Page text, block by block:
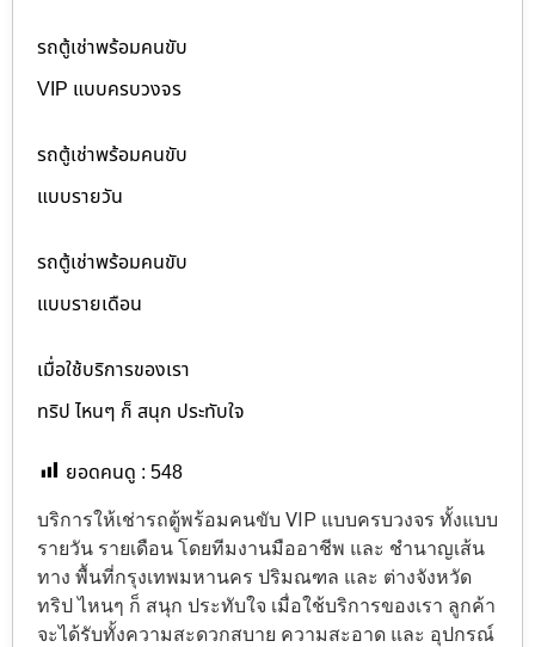
รถตู้เช่าพร้อมคนขับ
VIP แบบครบวงจร
รถตู้เช่าพร้อมคนขับ
แบบรายวัน
รถตู้เช่าพร้อมคนขับ
แบบรายเดือน
เมื่อใช้บริการของเรา
ทริป ไหนๆ ก็ สนุก ประทับใจ
ยอดคนดู : 548
บริการให้เช่ารถตู้พร้อมคนขับ VIP แบบครบวงจร ทั้งแบบ
รายวัน รายเดือน โดยทีมงานมืออาชีพ และ ชำนาญเส้น
ทาง พื้นที่กรุงเทพมหานคร ปริมณฑล และ ต่างจังหวัด
ทริป ไหนๆ ก็ สนุก ประทับใจ เมื่อใช้บริการของเรา ลูกค้า
จะได้รับทั้งความสะดวกสบาย ความสะอาด และ อุปกรณ์